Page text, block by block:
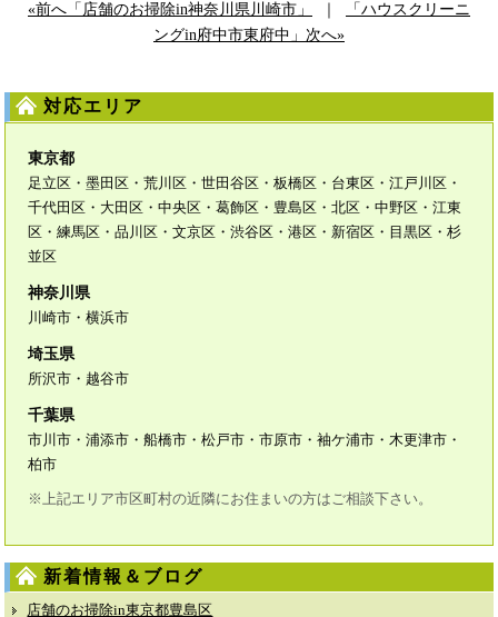
«前へ「店舗のお掃除in神奈川県川崎市」
「ハウスクリーニ
ングin府中市東府中」次へ»
対応エリア
東京都
足立区・墨田区・荒川区・世田谷区・板橋区・台東区・江戸川区・
千代田区・大田区・中央区・葛飾区・豊島区・北区・中野区・江東
区・練馬区・品川区・文京区・渋谷区・港区・新宿区・目黒区・杉
並区
神奈川県
川崎市・横浜市
埼玉県
所沢市・越谷市
千葉県
市川市・浦添市・船橋市・松戸市・市原市・袖ケ浦市・木更津市・
柏市
※上記エリア市区町村の近隣にお住まいの方はご相談下さい。
新着情報＆ブログ
店舗のお掃除in東京都豊島区